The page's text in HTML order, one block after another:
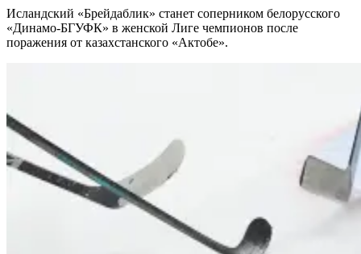
Исландский «Брейдаблик» станет соперником белорусского
«Динамо-БГУФК» в женской Лиге чемпионов после
поражения от казахстанского «Актобе».